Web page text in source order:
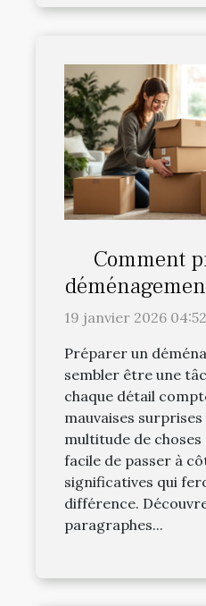
Comment
les détails
19 janvier 2026 04:52
Préparer un
sembler être une
chaque détail
mauvaises surprises
multitude de
facile de passer à
significatives qui
différence.
paragraphes...